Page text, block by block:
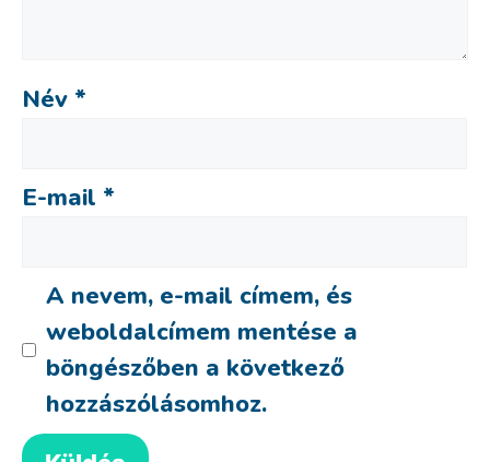
Név *
E-mail *
A nevem, e-mail címem, és
weboldalcímem mentése a
böngészőben a következő
hozzászólásomhoz.